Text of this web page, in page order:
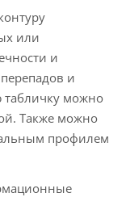
или
и
и
табличку можно
Также можно
профилем